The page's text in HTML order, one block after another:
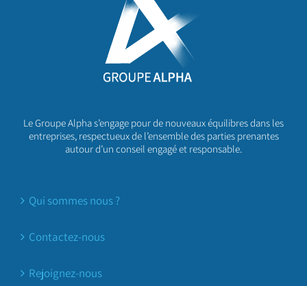
Le Groupe Alpha s’engage pour de nouveaux équilibres dans les
entreprises, respectueux de l’ensemble des parties prenantes
autour d’un conseil engagé et responsable.
Qui sommes nous ?
Contactez-nous
Rejoignez-nous